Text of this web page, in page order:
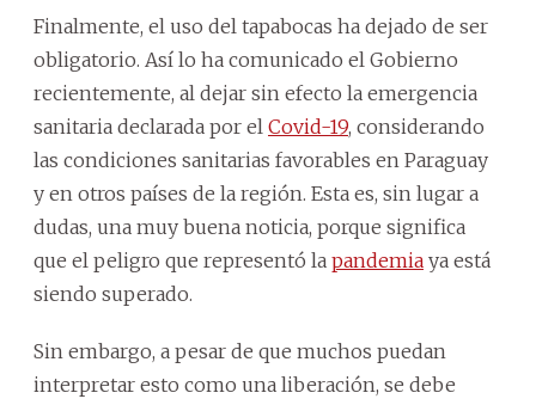
Finalmente, el uso del tapabocas ha dejado de ser
obligatorio. Así lo ha comunicado el Gobierno
recientemente, al dejar sin efecto la emergencia
sanitaria declarada por el Covid-19, considerando
las condiciones sanitarias favorables en Paraguay
y en otros países de la región. Esta es, sin lugar a
dudas, una muy buena noticia, porque significa
que el peligro que representó la pandemia ya está
siendo superado.
Sin embargo, a pesar de que muchos puedan
interpretar esto como una liberación, se debe